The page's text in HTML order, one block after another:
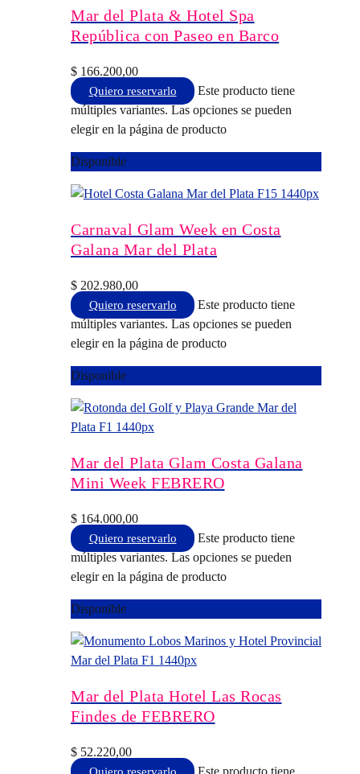
Mar del Plata & Hotel Spa
República con Paseo en Barco
$ 166.200,00
Quiero reservarlo
Este producto tiene
múltiples variantes. Las opciones se pueden
elegir en la página de producto
Disponible
Carnaval Glam Week en Costa
Galana Mar del Plata
$ 202.980,00
Quiero reservarlo
Este producto tiene
múltiples variantes. Las opciones se pueden
elegir en la página de producto
Disponible
Mar del Plata Glam Costa Galana
Mini Week FEBRERO
$ 164.000,00
Quiero reservarlo
Este producto tiene
múltiples variantes. Las opciones se pueden
elegir en la página de producto
Disponible
Mar del Plata Hotel Las Rocas
Findes de FEBRERO
$ 52.220,00